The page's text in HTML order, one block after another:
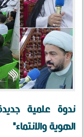
ندوة علمية
الهوية والانتماء"